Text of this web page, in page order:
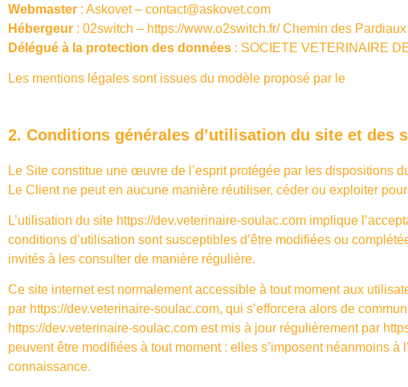
Webmaster : Askovet – contact@askovet.com
Hébergeur : 02switch – https://www.o2switch.fr/ Chemin des
Délégué à la protection des données : SOCIETE VETERINAIRE
Les mentions légales sont issues du modèle proposé par le
2. Conditions générales d’utilisation du site et des
Le Site constitue une œuvre de l’esprit protégée par les dispositions
Le Client ne peut en aucune manière réutiliser, céder ou exploiter
L’utilisation du site https://dev.veterinaire-soulac.com implique
conditions d’utilisation sont susceptibles d’être modifiées ou
invités à les consulter de manière régulière.
Ce site internet est normalement accessible à tout moment aux
par https://dev.veterinaire-soulac.com, qui s’efforcera alors de
https://dev.veterinaire-soulac.com est mis à jour régulièrement par
peuvent être modifiées à tout moment : elles s’imposent néanmoins
connaissance.